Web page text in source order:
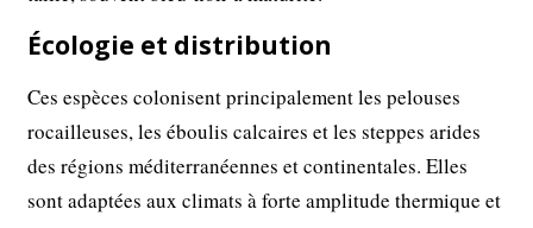
Écologie et distribution
Ces espèces colonisent principalement les pelouses
rocailleuses, les éboulis calcaires et les steppes arides
des régions méditerranéennes et continentales. Elles
sont adaptées aux climats à forte amplitude thermique et